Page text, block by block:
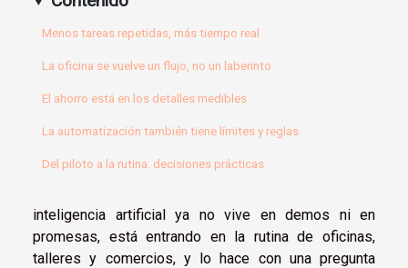
Menos tareas repetidas, más tiempo real
La oficina se vuelve un flujo, no un laberinto
El ahorro está en los detalles medibles
La automatización también tiene límites y reglas
Del piloto a la rutina: decisiones prácticas
inteligencia artificial ya no vive en demos ni en
promesas, está entrando en la rutina de oficinas,
talleres y comercios, y lo hace con una pregunta